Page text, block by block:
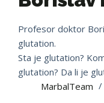
Profesor doktor
glutation.
Sta je glutation?
glutation? Da li je
MarbalTeam